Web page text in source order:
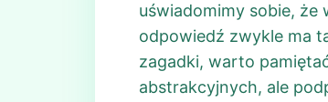
uświadomimy sobie,
odpowiedź zwykle ma
zagadki, warto
abstrakcyjnych, ale